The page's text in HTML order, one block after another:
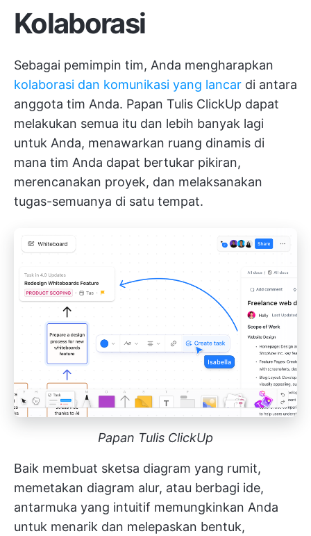
Kolaborasi
Sebagai pemimpin tim, Anda mengharapkan
kolaborasi dan komunikasi yang lancar di antara
anggota tim Anda. Papan Tulis ClickUp dapat
melakukan semua itu dan lebih banyak lagi
untuk Anda, menawarkan ruang dinamis di
mana tim Anda dapat bertukar pikiran,
merencanakan proyek, dan melaksanakan
tugas-semuanya di satu tempat.
Papan Tulis ClickUp
Baik membuat sketsa diagram yang rumit,
memetakan diagram alur, atau berbagi ide,
antarmuka yang intuitif memungkinkan Anda
untuk menarik dan melepaskan bentuk,